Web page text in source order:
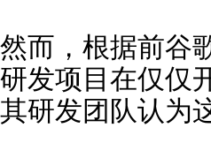
然而，根据前谷
研发项目在仅仅
其研发团队认为